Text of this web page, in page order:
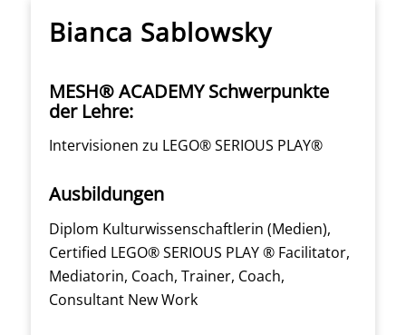
Bianca Sablowsky
MESH® ACADEMY Schwerpunkte
der Lehre:
Intervisionen zu LEGO® SERIOUS PLAY®
Ausbildungen
Diplom Kulturwissenschaftlerin (Medien),
Certified LEGO® SERIOUS PLAY ® Facilitator,
Mediatorin, Coach, Trainer, Coach,
Consultant New Work